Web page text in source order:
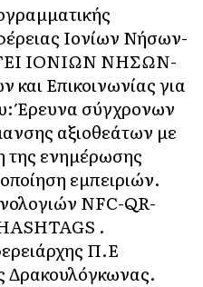
Ιονίων Νήσων-
ΙΟΝΙΩΝ ΝΗΣΩΝ-
Επικοινωνίας για
Έρευνα σύγχρονων
αξιοθεάτων με
της ενημέρωσης
εμπειριών.
NFC-QR-
.
Π.Ε
Δρακουλόγκωνας.